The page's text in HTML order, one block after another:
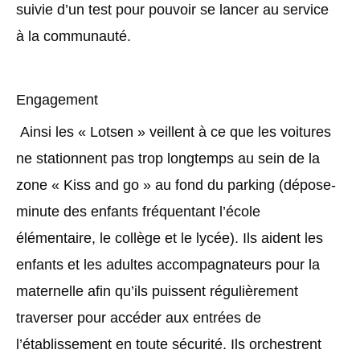
suivie d’un test pour pouvoir se lancer au service
à la communauté.
Engagement
Ainsi les « Lotsen » veillent à ce que les voitures
ne stationnent pas trop longtemps au sein de la
zone « Kiss and go » au fond du parking (dépose-
minute des enfants fréquentant l’école
élémentaire, le collège et le lycée). Ils aident les
enfants et les adultes accompagnateurs pour la
maternelle afin qu’ils puissent régulièrement
traverser pour accéder aux entrées de
l’établissement en toute sécurité. Ils orchestrent